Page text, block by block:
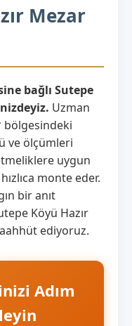
Mezar
bağlı Sutepe
Uzman
ve ölçümleri
uygun
monte eder.
bir anıt
Köyü Hazır
ediyoruz.
Adım